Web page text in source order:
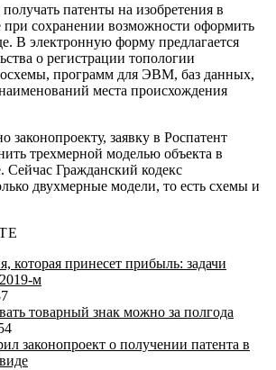
патенты на изобретения в
при сохранении возможности оформить
В электронную форму предлагается
о регистрации топологии
программ для ЭВМ, баз данных,
места происхождения
законопроекту, заявку в Роспатент
трехмерной моделью объекта в
Сейчас Гражданский кодекс
двухмерные модели, то есть схемы и
которая принесет прибыль: задачи
м
товарный знак можно за полгода
законопроект о получении патента в